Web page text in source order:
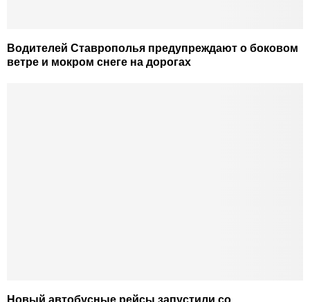
Водителей Ставрополья предупреждают о боковом
ветре и мокром снеге на дорогах
Новый автобусные рейсы запустили со